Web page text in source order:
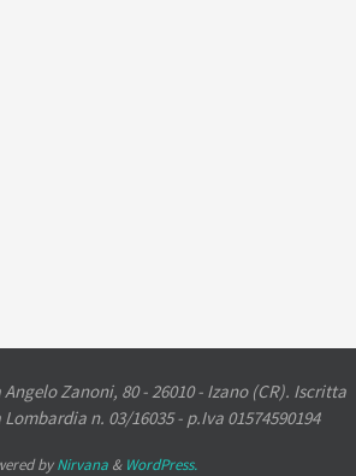
Zanoni, 80 - 26010 - Izano (CR). Iscritta
n. 03/16035 - p.Iva 01574590194
byNirvana& WordPress.